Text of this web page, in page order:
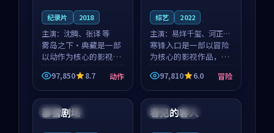
纪录片 2018
主演： 沈腾、张译 等
雾岛之下·典藏是一部
以动作为核心的影视作
品，围绕危机、反转与
人物成长展开，整体节
奏紧凑，值得推荐观
看。
97,850 8.7 动作
综艺 2022
主演： 易烊千玺、河正宇
等
寒锋入口是一部以冒险
为核心的影视作品，围
绕危机、反转与人物成
长展开，整体节奏紧
凑，值得推荐观看。
97,810 6.0 冒险
美国 高分
暴雪剧场 泰国 完结
看见的客人